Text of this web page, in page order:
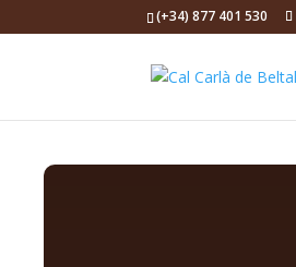
(+34) 877 401 530